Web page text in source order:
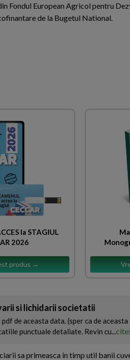
Fondul European Agricol pentru
de la Bugetul National.
la STAGIUL
2026
produs →
si lichidarii societatii
de aceasta data. (sper ca de aceasta
punctuale detaliate. Revin cu...
sa primeasca in timp util banii